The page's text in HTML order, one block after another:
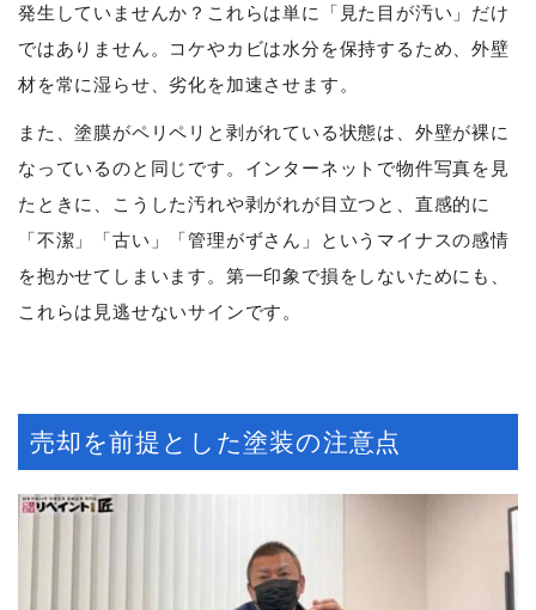
発生していませんか？これらは単に「見た目が汚い」だけ
ではありません。コケやカビは水分を保持するため、外壁
材を常に湿らせ、劣化を加速させます。
また、塗膜がペリペリと剥がれている状態は、外壁が裸に
なっているのと同じです。インターネットで物件写真を見
たときに、こうした汚れや剥がれが目立つと、直感的に
「不潔」「古い」「管理がずさん」というマイナスの感情
を抱かせてしまいます。第一印象で損をしないためにも、
これらは見逃せないサインです。
売却を前提とした塗装の注意点